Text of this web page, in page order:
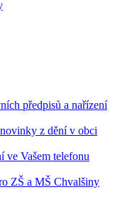
předpisů a nařízení
z dění v obci
ve Vašem telefonu
ZŠ a MŠ Chvalšiny